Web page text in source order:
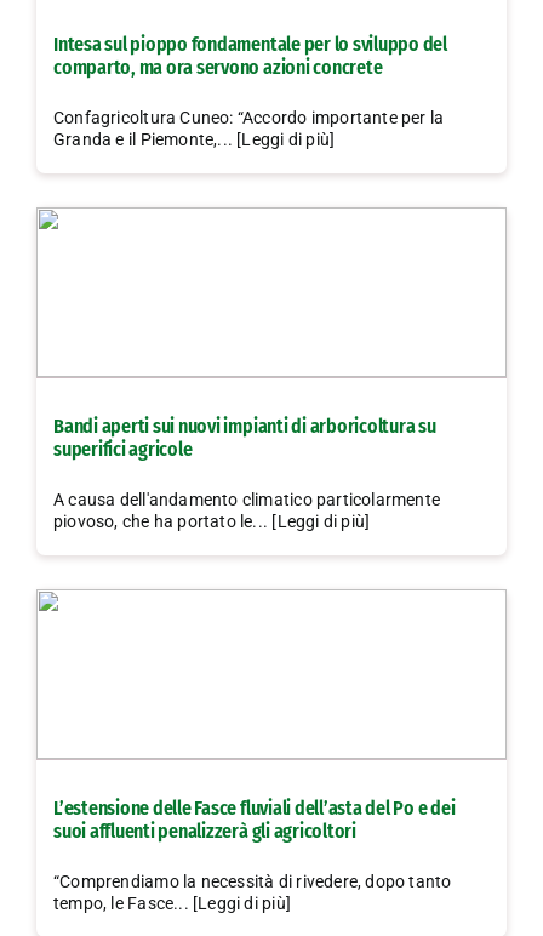
Lavora con noi
Intesa sul pioppo fondamentale per lo sviluppo del
comparto, ma ora servono azioni concrete
Confagricoltura Cuneo: “Accordo importante per la
Granda e il Piemonte,... [Leggi di più]
Bandi aperti sui nuovi impianti di arboricoltura su
superifici agricole
A causa dell'andamento climatico particolarmente
piovoso, che ha portato le... [Leggi di più]
L’estensione delle Fasce fluviali dell’asta del Po e dei
suoi affluenti penalizzerà gli agricoltori
“Comprendiamo la necessità di rivedere, dopo tanto
tempo, le Fasce... [Leggi di più]